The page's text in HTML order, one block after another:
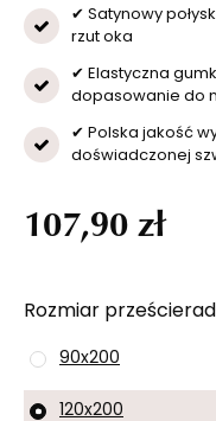
✔ Satynowy
rzut oka
✔ Elastyczna
dopasowanie do
✔ Polska jakość
doświadczonej
Rozmiar
90x200
120x200
107,90 zł